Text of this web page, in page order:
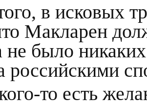
в исковых
Макларен
не было
российскими
то есть